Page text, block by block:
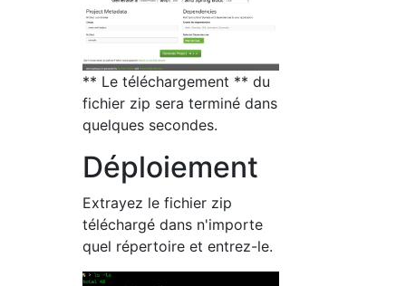
** Le téléchargement ** du
fichier zip sera terminé dans
quelques secondes.
Déploiement
Extrayez le fichier zip
téléchargé dans n'importe
quel répertoire et entrez-le.